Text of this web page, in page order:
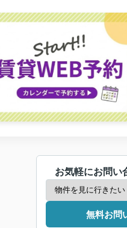
お気軽にお問い
無料お問